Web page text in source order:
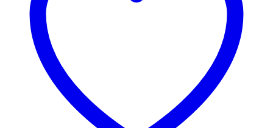
sapun,
frezie,
roz
prafuit
crem,